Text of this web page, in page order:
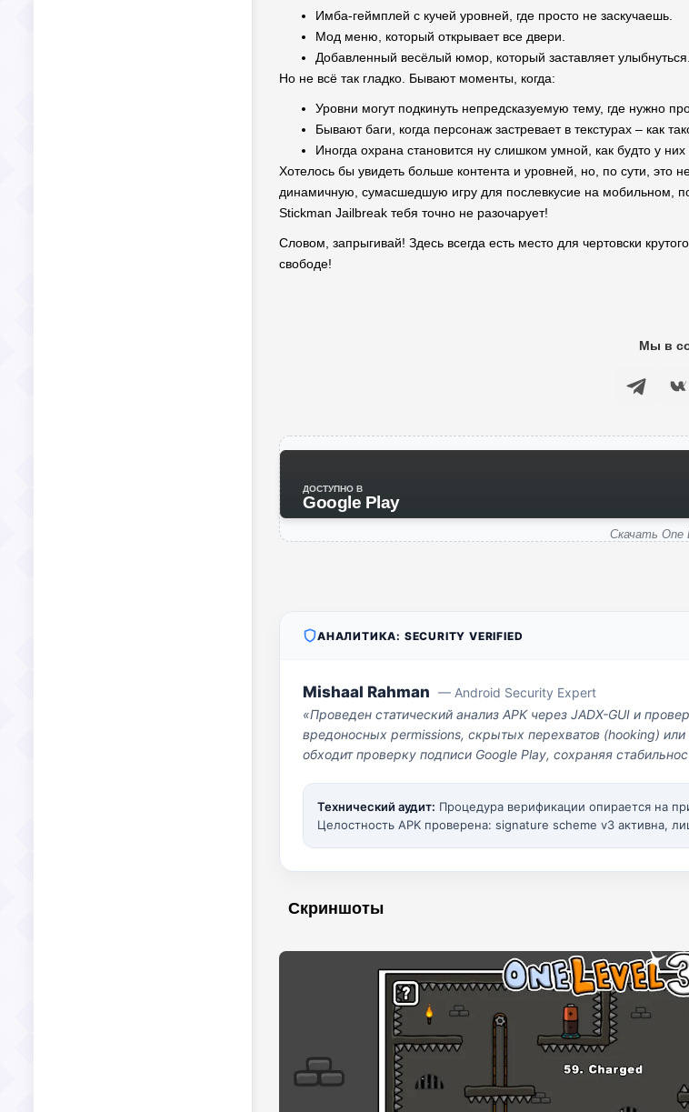
Имба-геймплей с кучей уровней, где просто не заскучаешь.
Мод меню, который открывает все двери.
Добавленный весёлый юмор, который заставляет улыбнуться.
Но не всё так гладко. Бывают моменты, когда:
Уровни могут подкинуть непредсказуемую тему, где нужно
Бывают баги, когда персонаж застревает в текстурах – как
Иногда охрана становится ну слишком умной, как будто у
Хотелось бы увидеть больше контента и уровней, но, по сути, это
динамичную, сумасшедшую игру для послевкусие на мобильном,
Stickman Jailbreak тебя точно не разочарует!
Словом, запрыгивай! Здесь всегда есть место для чертовски
свободе!
Мы в
ДОСТУПНО В
Google Play
Скачать One
АНАЛИТИКА: SECURITY VERIFIED
Mishaal Rahman — Android Security Expert
«Проведен статический анализ APK через JADX-GUI и
вредоносных permissions, скрытых перехватов (hooking)
обходит проверку подписи Google Play, сохраняя
Технический аудит: Процедура верификации опирается на
Целостность APK проверена: signature scheme v3 активна,
Скриншоты